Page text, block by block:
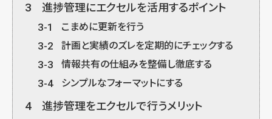
3 進捗管理にエクセルを活用するポイント
3-1 こまめに更新を行う
3-2 計画と実績のズレを定期的にチェックする
3-3 情報共有の仕組みを整備し徹底する
3-4 シンプルなフォーマットにする
4 進捗管理をエクセルで行うメリット